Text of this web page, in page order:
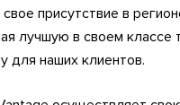
присутствие в
лучшую в своем классе
для наших клиентов.